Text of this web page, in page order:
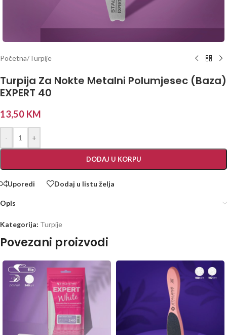
Početna/Turpije
Turpija Za Nokte Metalni Polumjesec (Baza)
EXPERT 40
13,50 KM
- +
DODAJ U KORPU
Uporedi Dodaj u listu želja
Opis
Kategorija: Turpije
Povezani proizvodi